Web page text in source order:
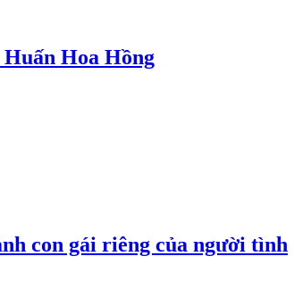
Hoa Hồng
con gái riêng của người tình